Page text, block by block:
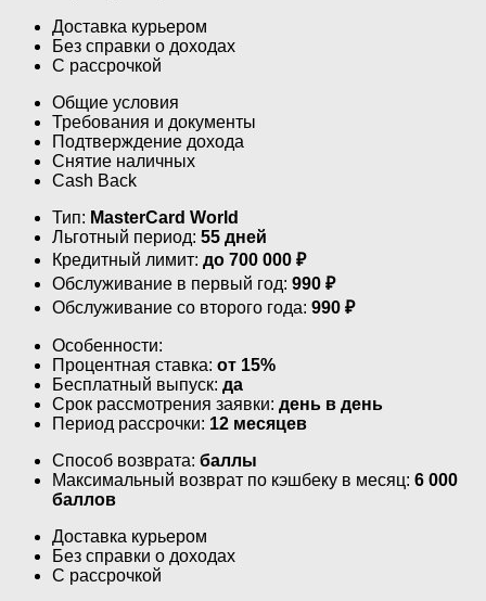
Доставка курьером
Без справки о доходах
С рассрочкой
Общие условия
Требования и документы
Подтверждение дохода
Снятие наличных
Cash Back
Тип: MasterСard World
Льготный период: 55 дней
Кредитный лимит: до 700 000 ₽
Обслуживание в первый год: 990 ₽
Обслуживание со второго года: 990 ₽
Особенности:
Процентная ставка: от 15%
Бесплатный выпуск: да
Срок рассмотрения заявки: день в день
Период рассрочки: 12 месяцев
Способ возврата: баллы
Максимальный возврат по кэшбеку в месяц: 6 000
баллов
Доставка курьером
Без справки о доходах
С рассрочкой